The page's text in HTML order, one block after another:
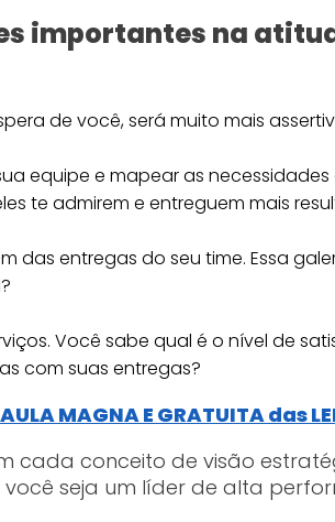
importantes na
de você, será muito mais
equipe e mapear as
te admirem e entreguem mais
das entregas do seu time. Essa
Você sabe qual é o nível de
com suas entregas?
AULA MAGNA E GRATUITA das
cada conceito de visão
seja um líder de alta